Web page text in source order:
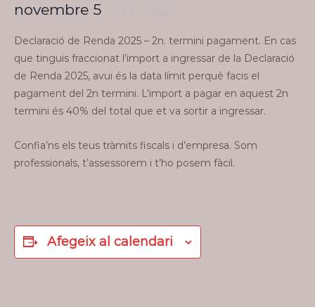
novembre 5
Declaració de Renda 2025 – 2n. termini pagament. En cas
que tinguis fraccionat l’import a ingressar de la Declaració
de Renda 2025, avui és la data límit perquè facis el
pagament del 2n termini. L’import a pagar en aquest 2n
termini és 40% del total que et va sortir a ingressar.
Confia’ns els teus tràmits fiscals i d’empresa. Som
professionals, t’assessorem i t’ho posem fàcil.
Afegeix al calendari